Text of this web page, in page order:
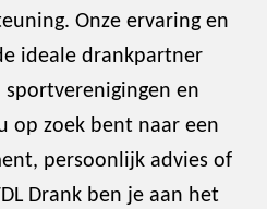
Onze ervaring en
ideale drankpartner
en
op zoek bent naar een
persoonlijk advies of
Drank ben je aan het